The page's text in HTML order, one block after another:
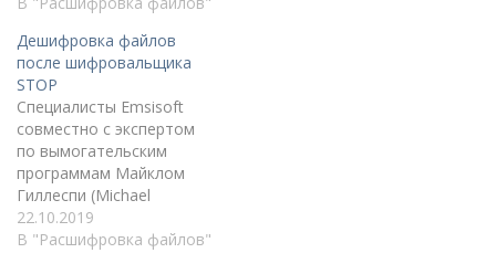
Дешифровка файлов
после шифровальщика
STOP
Специалисты Emsisoft
совместно с экспертом
по вымогательским
программам Майклом
Гиллеспи (Michael
Gillespie) выпустили беспл
атный декриптор
22.10.2019
В "Расшифровка файлов"